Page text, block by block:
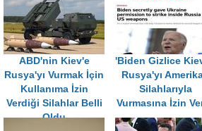
ABD'nin Kiev'e
Rusya'yı Vurmak İçin
Kullanıma İzin
Verdiği Silahlar Belli
Oldu
'Biden Gizlice
Rusya'yı
Silahlarıyla
Vurmasına İzin